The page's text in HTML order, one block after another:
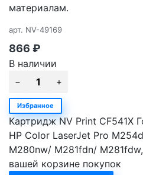
материалам.
арт. NV-49169
866 ₽
В наличии
Избранное
Картридж NV Print CF541X
HP Color LaserJet Pro
M280nw/ M281fdn/
вашей корзине покупок